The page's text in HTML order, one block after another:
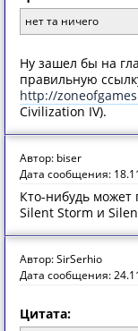
нет та ничего
Ну зашел бы на
правильную
http://
Civilization IV).
Автор: biser
Дата сообщения:
Кто-нибудь может
Silent Storm и
Автор: SirSerhio
Дата сообщения:
Цитата: